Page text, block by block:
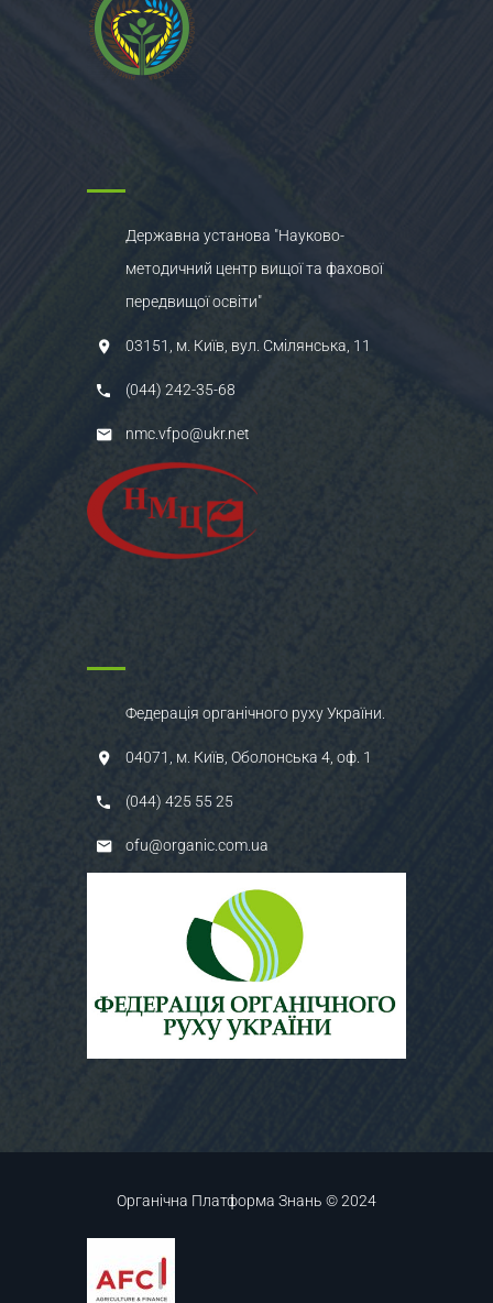
Державна установа "Науково-
методичний центр вищої та фахової
передвищої освіти"
03151, м. Київ, вул. Смілянська, 11
(044) 242-35-68
nmc.vfpo@ukr.net
Федерація органічного руху України.
04071, м. Київ, Оболонська 4, оф. 1
(044) 425 55 25
ofu@organic.com.ua
Органічна Платформа Знань © 2024